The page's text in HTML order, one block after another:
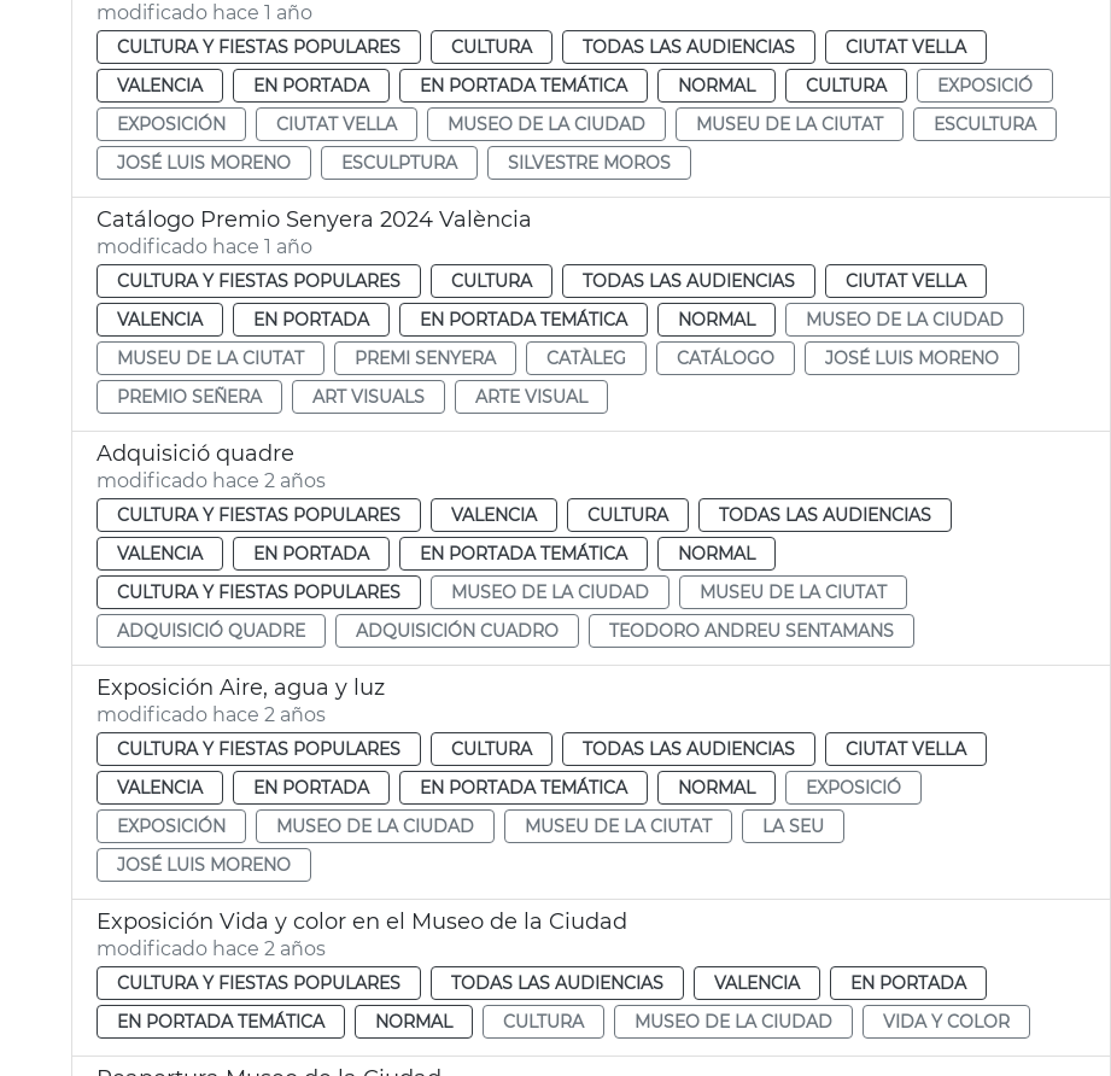
modificado hace 1 año
CULTURA Y FIESTAS POPULARES CULTURA TODAS LAS AUDIENCIAS
CIUTAT VELLA
VALENCIA
EN PORTADA EN PORTADA TEMÁTICA NORMAL CULTURA
EXPOSICIÓ
EXPOSICIÓN
CIUTAT VELLA MUSEO DE LA CIUDAD MUSEU DE LA CIUTAT
ESCULTURA
JOSÉ LUIS MORENO
ESCULPTURA SILVESTRE MOROS
Catálogo Premio Senyera 2024 València
modificado hace 1 año
CULTURA Y FIESTAS POPULARES CULTURA TODAS LAS AUDIENCIAS
CIUTAT VELLA
VALENCIA
EN PORTADA EN PORTADA TEMÁTICA NORMAL
MUSEO DE LA CIUDAD
MUSEU DE LA CIUTAT
PREMI SENYERA CATÀLEG CATÁLOGO
JOSÉ LUIS MORENO
PREMIO SEÑERA
ART VISUALS ARTE VISUAL
Adquisició quadre
modificado hace 2 años
CULTURA Y FIESTAS POPULARES VALENCIA CULTURA
TODAS LAS AUDIENCIAS
VALENCIA
EN PORTADA EN PORTADA TEMÁTICA
NORMAL
CULTURA Y FIESTAS POPULARES
MUSEO DE LA CIUDAD
MUSEU DE LA CIUTAT
ADQUISICIÓ QUADRE
ADQUISICIÓN CUADRO TEODORO ANDREU SENTAMANS
Exposición Aire, agua y luz
modificado hace 2 años
CULTURA Y FIESTAS POPULARES CULTURA TODAS LAS AUDIENCIAS
CIUTAT VELLA
VALENCIA
EN PORTADA EN PORTADA TEMÁTICA NORMAL
EXPOSICIÓ
EXPOSICIÓN
MUSEO DE LA CIUDAD MUSEU DE LA CIUTAT
LA SEU
JOSÉ LUIS MORENO
Exposición Vida y color en el Museo de la Ciudad
modificado hace 2 años
CULTURA Y FIESTAS POPULARES TODAS LAS AUDIENCIAS VALENCIA
EN PORTADA
EN PORTADA TEMÁTICA
NORMAL CULTURA MUSEO DE LA CIUDAD VIDA Y COLOR